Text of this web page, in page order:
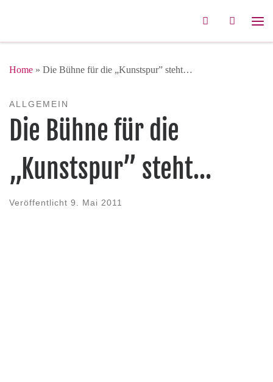
Search
Home » Die Bühne für die „Kunstspur” steht…
ALLGEMEIN
Die Bühne für die
„Kunstspur” steht…
Veröffentlicht 9. Mai 2011